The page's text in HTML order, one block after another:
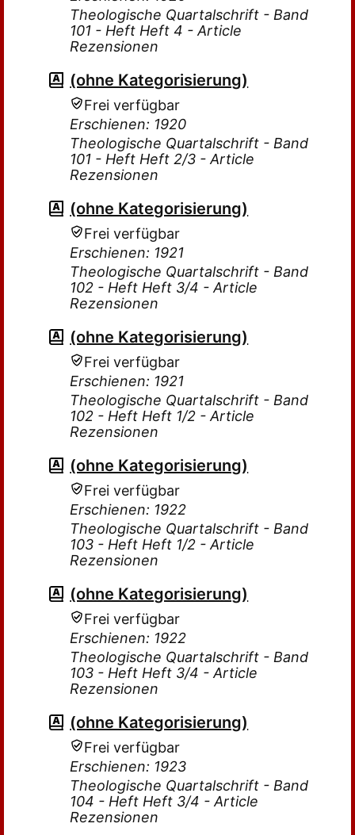
Theologische Quartalschrift - Band
101 - Heft Heft 4 - Article
Rezensionen
(ohne Kategorisierung)
Frei verfügbar
Erschienen: 1920
Theologische Quartalschrift - Band
101 - Heft Heft 2/3 - Article
Rezensionen
(ohne Kategorisierung)
Frei verfügbar
Erschienen: 1921
Theologische Quartalschrift - Band
102 - Heft Heft 3/4 - Article
Rezensionen
(ohne Kategorisierung)
Frei verfügbar
Erschienen: 1921
Theologische Quartalschrift - Band
102 - Heft Heft 1/2 - Article
Rezensionen
(ohne Kategorisierung)
Frei verfügbar
Erschienen: 1922
Theologische Quartalschrift - Band
103 - Heft Heft 1/2 - Article
Rezensionen
(ohne Kategorisierung)
Frei verfügbar
Erschienen: 1922
Theologische Quartalschrift - Band
103 - Heft Heft 3/4 - Article
Rezensionen
(ohne Kategorisierung)
Frei verfügbar
Erschienen: 1923
Theologische Quartalschrift - Band
104 - Heft Heft 3/4 - Article
Rezensionen